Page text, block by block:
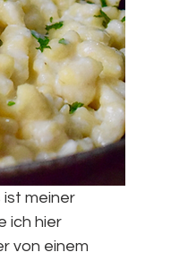
ist meiner
ich hier
von einem